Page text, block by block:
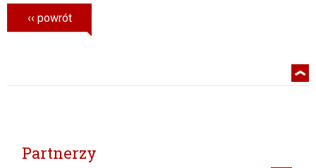
Partnerzy